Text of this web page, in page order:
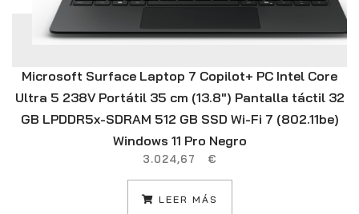
Microsoft Surface Laptop 7 Copilot+ PC Intel Core
Ultra 5 238V Portátil 35 cm (13.8″) Pantalla táctil 32
GB LPDDR5x-SDRAM 512 GB SSD Wi-Fi 7 (802.11be)
Windows 11 Pro Negro
3.024,67 €
LEER MÁS